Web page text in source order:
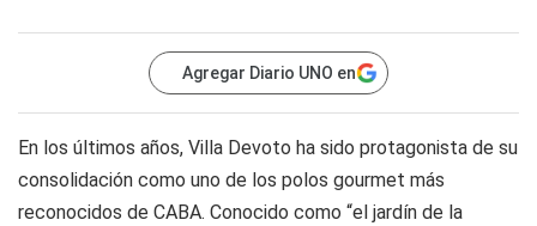
Agregar Diario UNO en
En los últimos años, Villa Devoto ha sido protagonista de su
consolidación como uno de los polos gourmet más
reconocidos de CABA. Conocido como “el jardín de la